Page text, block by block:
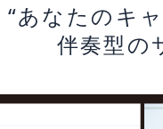
“あなたのキ
伴奏型の